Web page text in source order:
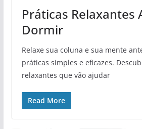
Práticas Relaxantes
Dormir
Relaxe sua coluna e sua mente
práticas simples e eficazes.
relaxantes que vão ajudar
Read More